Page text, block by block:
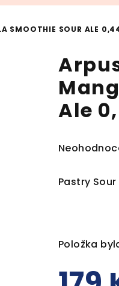
SMOOTHIE SOUR ALE
Ale
Průměrné
produktu
hvězdiček.
Pastry Sour
Položka